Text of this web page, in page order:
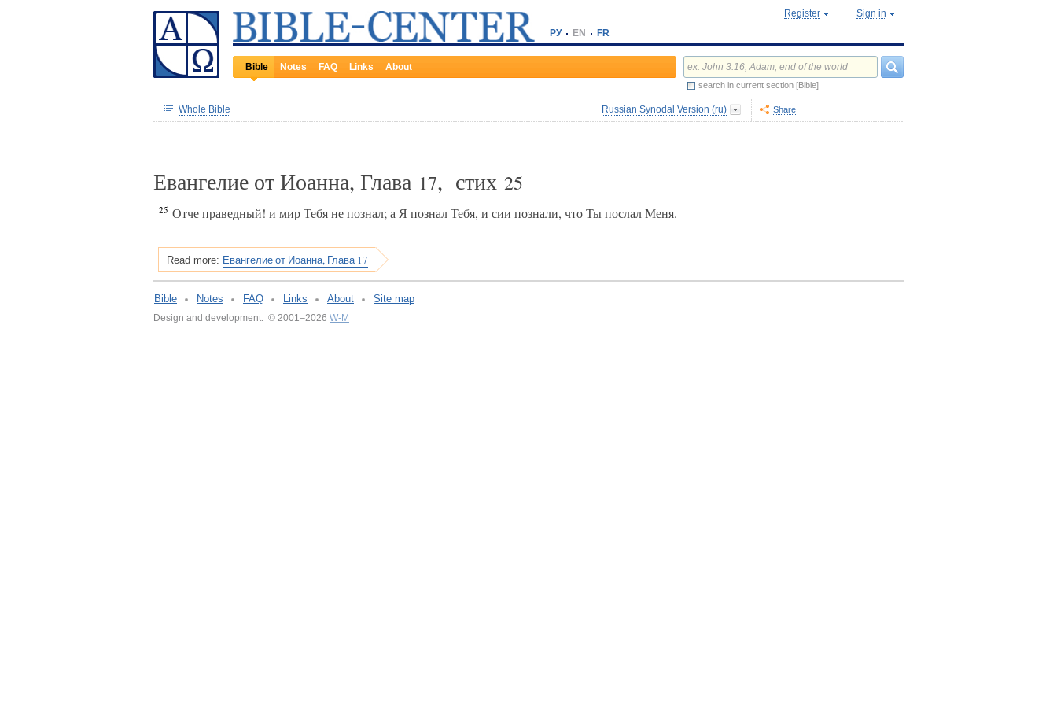
РУ EN FR
Register Sign in
Bible Notes FAQ Links About
search in current section [Bible]
Whole Bible Russian Synodal Version (ru) Share
Евангелие от Иоанна, Глава 17, стих 25
25 Отче праведный! и мир Тебя не познал; а Я познал Тебя, и сии познали, что Ты послал Меня.
Read more: Евангелие от Иоанна, Глава 17
Bible Notes FAQ Links About Site map
Design and development: © 2001–2026 W-M